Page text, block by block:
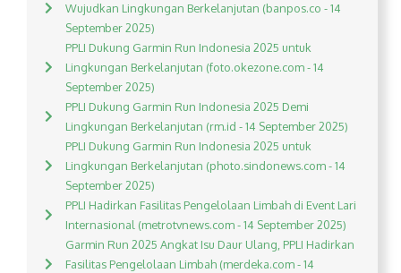
Wujudkan Lingkungan Berkelanjutan (banpos.co - 14
September 2025)
PPLI Dukung Garmin Run Indonesia 2025 untuk
Lingkungan Berkelanjutan (foto.okezone.com - 14
September 2025)
PPLI Dukung Garmin Run Indonesia 2025 Demi
Lingkungan Berkelanjutan (rm.id - 14 September 2025)
PPLI Dukung Garmin Run Indonesia 2025 untuk
Lingkungan Berkelanjutan (photo.sindonews.com - 14
September 2025)
PPLI Hadirkan Fasilitas Pengelolaan Limbah di Event Lari
Internasional (metrotvnews.com - 14 September 2025)
Garmin Run 2025 Angkat Isu Daur Ulang, PPLI Hadirkan
Fasilitas Pengelolaan Limbah (merdeka.com - 14